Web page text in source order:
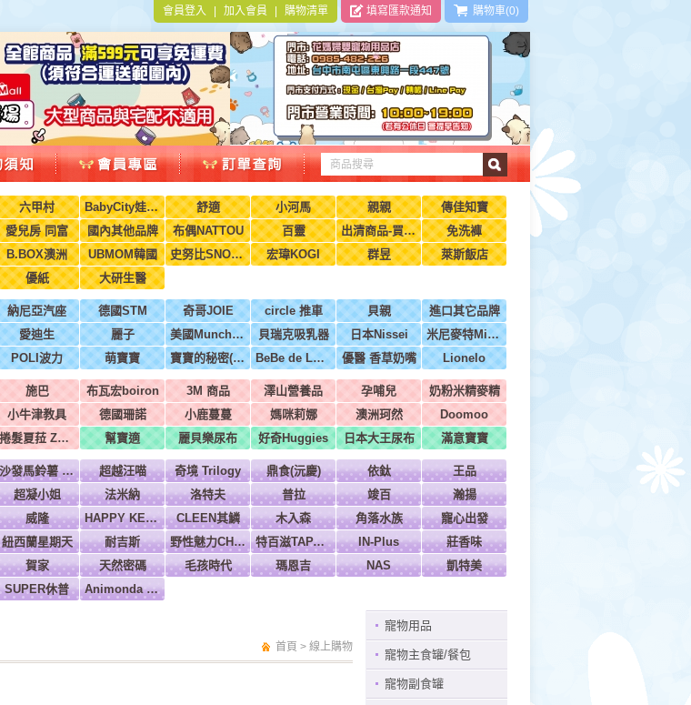
購物車(0)
填寫匯款通知
會員登入 加入會員 購物清單
六甲村 BabyCity娃娃城 舒適 小河馬 親親
傳佳知寶
愛兒房 同富 國內其他品牌 布偶NATTOU 百靈 出清商品-買到賺到
免洗褲
B.BOX澳洲 UBMOM韓國 史努比SNOOPY 宏瑋KOGI 群昱
萊斯飯店
優紙 大研生醫
納尼亞汽座 德國STM 奇哥JOIE circle 推車 貝親
進口其它品牌
愛迪生 麗子 美國Munchkin 貝瑞克吸乳器 日本Nissei
米尼麥特Minimight
POLI波力 萌寶寶 寶寶的秘密(牧菓) BeBe de Luxe法國 優醫 香草奶嘴 Lionelo
施巴 布瓦宏boiron 3M 商品 澤山營養品 孕哺兒
奶粉米精麥精
小牛津教具 德國珊諾 小鹿蔓蔓 媽咪莉娜 澳洲珂然
Doomoo
捲髮夏菈 ZeroTre 義大利 幫寶適 麗貝樂尿布 好奇Huggies 日本大王尿布 滿意寶寶
沙發馬鈴薯 Power 超越汪喵 奇境 Trilogy 鼎食(沅慶) 依鈦
王品
超凝小姐 法米納 洛特夫 普拉 竣百
瀚揚
威隆 HAPPY KEN 快樂啃 CLEEN其鱗 木入森 角落水族
寵心出發
紐西蘭星期天 耐吉斯 野性魅力CHARM 特百滋TAPAZO IN-Plus
莊香味
賀家 天然密碼 毛孩時代 瑪恩吉 NAS
凱特美
SUPER休普 Animonda 愛諾德
首頁 > 線上購物
寵物用品
寵物主食罐/餐包
寵物副食罐